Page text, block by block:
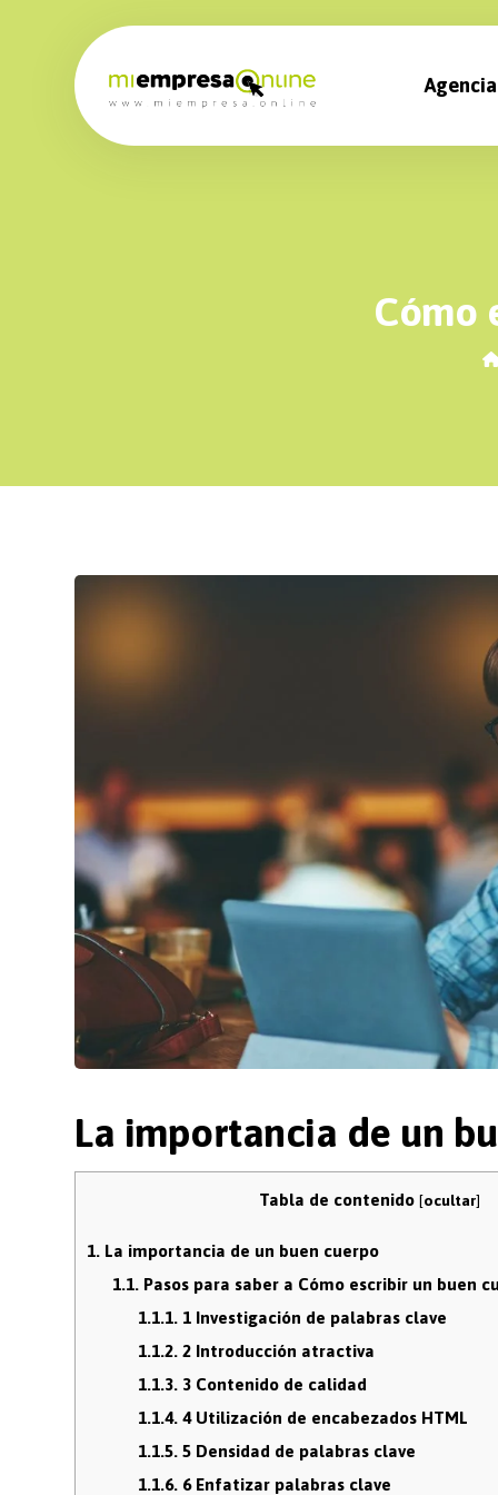
Agencia
Cómo
La importancia de un
Tabla de contenido [ocultar]
1. La importancia de un buen cuerpo
1.1. Pasos para saber a Cómo escribir un buen
1.1.1.1 Investigación de palabras clave
1.1.2.2 Introducción atractiva
1.1.3.3 Contenido de calidad
1.1.4.4 Utilización de encabezados HTML
1.1.5.5 Densidad de palabras clave
1.1.6.6 Enfatizar palabras clave